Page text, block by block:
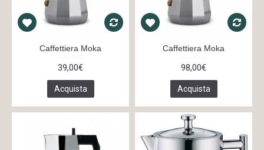
Caffettiera Moka
39,00€
Acquista
Caffettiera Moka
98,00€
Acquista